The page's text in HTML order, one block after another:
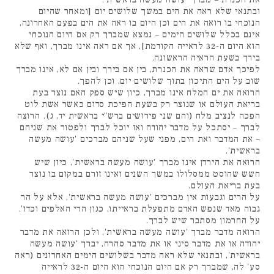
ובתנאי שלא ראה את הים במשך שלושים יום [ומאחר שהיום
הנוכחי בו רואה את הים וכן היום בו ראה את הים בפעם האחרונה,
אינם בכלל שלושים הימים – נמצא שמברך רק אם היום הנוכחי
הוא היום ה-32 לראייה הקודמת], אך אם ראה אינו מברך, ואף שלא
בירך בשעת הראיה הראשונה.
לפיכך אדם שראה את הכנרת, בין אם בירך ובין אם לא, אינו מברך
שוב על הים התיכון בתוך שלושים יום, וכן להפך.
הרואה את ים המלח אינו מברך, כיון שיש ספק האם נוצר בעת
בריאת העולם או שנוצר רק בשעת הפיכת סדום כאשר אשת לוט
הפכה לנציב מלח (והם שני פירושים ברש"י בראשית יד, ג). הרוצה
לברך – יסתכל על מדבר יהודה ואז יוכל לברך ולפטור את שניהם
– את המדבר ואת הים, מפני שעל שניהם מברכים 'עושה מעשה
בראשית'.
הרואה את הירדן אינו מברך 'עושה מעשה בראשית', כיון שיש
חשש שהוסט ממסלולו במשך השנים ואינו זורם במקום בו נוצר
בעת בריאת העולם.
על הרים וגבעות אין מברכים 'עושה מעשה בראשית', אלא על הר
גבוה מאד שנפש האדם מתפעלת בראייתו, כגון הרי האלפים וכדו'.
על החרמון מסתבר שיש לברך.
הרואה מדבר מברך 'עושה מעשה בראשית', ולכן הרואה את מדבר
יהודה או את מדבר סיני או את מדבר סהרה, יברך 'עושה מעשה
בראשית', ובתנאי שלא ראה מדבר בשלושים הימים האחרונים (ראה
סע' לה, שמברך רק אם היום הנוכחי הוא היום ה-32 לראייה